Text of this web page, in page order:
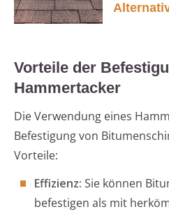
Vorteile der
Hammertacker
Die Verwendung eines
Befestigung von
Vorteile:
Effizienz: Sie können
befestigen als mit